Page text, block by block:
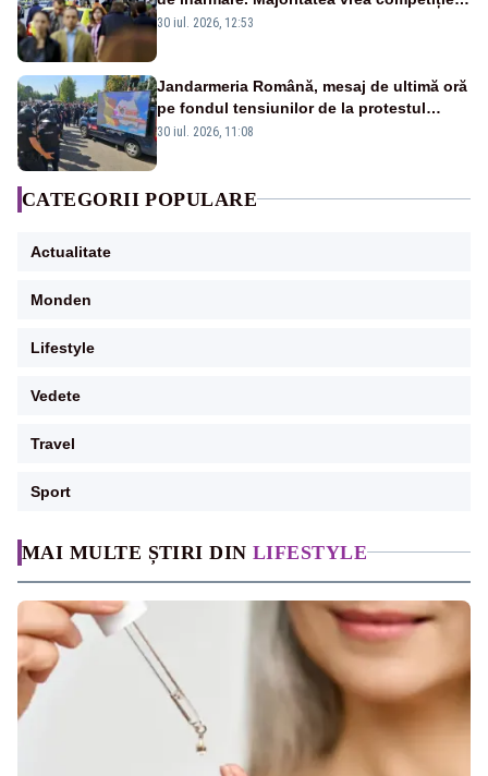
MAI MULTE ȘTIRI DIN LIFESTYLE
reală și industrie locală – SONDAJ
30 iul. 2026, 12:53
Jandarmeria Română, mesaj de ultimă oră
pe fondul tensiunilor de la protestul
masiv al fermierilor - VIDEO
30 iul. 2026, 11:08
CATEGORII POPULARE
Actualitate
Monden
Lifestyle
Vedete
Travel
Sport